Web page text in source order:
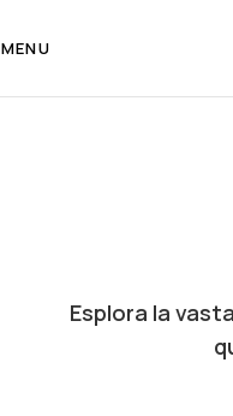
MENU
Esplora la